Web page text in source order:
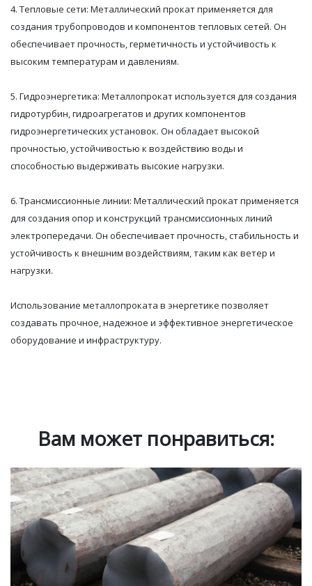
4. Тепловые сети: Металлический прокат применяется для
создания трубопроводов и компонентов тепловых сетей. Он
обеспечивает прочность, герметичность и устойчивость к
высоким температурам и давлениям.
5. Гидроэнергетика: Металлопрокат используется для создания
гидротурбин, гидроагрегатов и других компонентов
гидроэнергетических установок. Он обладает высокой
прочностью, устойчивостью к воздействию воды и
способностью выдерживать высокие нагрузки.
6. Трансмиссионные линии: Металлический прокат применяется
для создания опор и конструкций трансмиссионных линий
электропередачи. Он обеспечивает прочность, стабильность и
устойчивость к внешним воздействиям, таким как ветер и
нагрузки.
Использование металлопроката в энергетике позволяет
создавать прочное, надежное и эффективное энергетическое
оборудование и инфраструктуру.
Вам может понравиться: